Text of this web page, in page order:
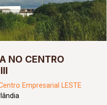
NO CENTRO
Empresarial LESTE